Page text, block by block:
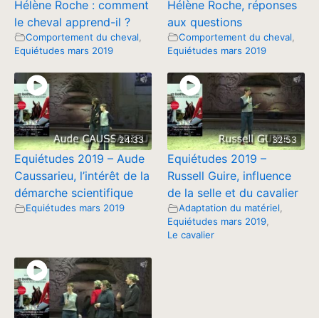
Hélène Roche : comment
le cheval apprend-il ?
Comportement du cheval
Equiétudes mars 2019
Hélène Roche, réponses
aux questions
Comportement du cheval
Equiétudes mars 2019
24:33
Equiétudes 2019 – Aude
Caussarieu, l’intérêt de la
démarche scientifique
Equiétudes mars 2019
32:53
Equiétudes 2019 –
Russell Guire, influence
de la selle et du cavalier
Adaptation du matériel
Equiétudes mars 2019,
Le cavalier